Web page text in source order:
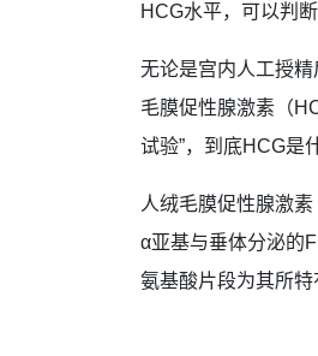
HCG水平，可以判
无论是宫内人工授
毛膜促性腺激素（
试验”，到底HCG是
人绒毛膜促性腺激
α亚基与垂体分泌的
氨基酸片段为其所特